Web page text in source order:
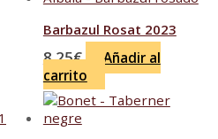
Barbazul Rosat 2023
8.25€
Añadir al
carrito